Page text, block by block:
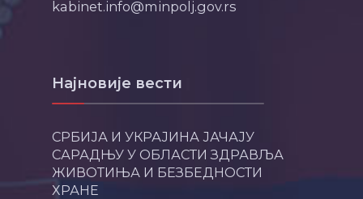
kabinet.info@minpolj.gov.rs
Најновије вести
СРБИЈА И УКРАЈИНА ЈАЧАЈУ
САРАДЊУ У ОБЛАСТИ ЗДРАВЉА
ЖИВОТИЊА И БЕЗБЕДНОСТИ
ХРАНЕ